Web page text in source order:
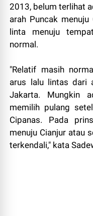
2013, belum terlihat
arah Puncak
linta menuju
normal.
"Relatif masih
arus lalu lintas dari
Jakarta. Mungkin
memilih pulang
Cipanas. Pada
menuju Cianjur atau
terkendali," kata